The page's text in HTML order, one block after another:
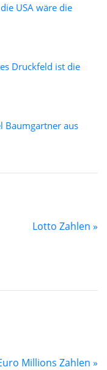
USA wäre die
Druckfeld ist die
Baumgartner aus
Lotto Zahlen »
Millions Zahlen »